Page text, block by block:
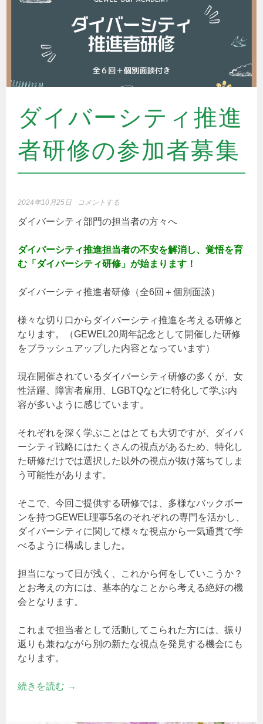
ダイバーシティ推進
者研修の参加者募集
2024年10月25日 コメントする
ダイバーシティ部門の担当者の方々へ
ダイバーシティ推進担当者の不安を解消し、覚悟を育
む「ダイバーシティ研修」が始まります！
ダイバーシティ推進者研修（全6回＋個別面談）
様々な切り口からダイバーシティ推進を考える研修と
なります。（GEWEL20周年記念として開催した研修
をブラッシュアップした内容となっています）
現在開催されているダイバーシティ研修の多くが、女
性活躍、障害者雇用、LGBTQなどに特化して学ぶ内
容が多いように感じています。
それぞれを深く学ぶことはとても大切ですが、ダイバ
ーシティ戦略にはたくさんの視点があるため、特化し
た研修だけでは選択した以外の視点が抜け落ちてしま
う可能性があります。
そこで、今回ご提供する研修では、多様なバックボー
ンを持つGEWEL理事5名のそれぞれの専門を活かし、
ダイバーシティに関して様々な視点から一気通貫で学
べるように構成しました。
担当になって日が浅く、これから何をしていこうか？
とお考えの方には、基本的なことから考える絶好の機
会となります。
これまで担当者として活動してこられた方には、振り
返りも兼ねながら別の新たな視点を発見する機会にも
なります。
続きを読む →